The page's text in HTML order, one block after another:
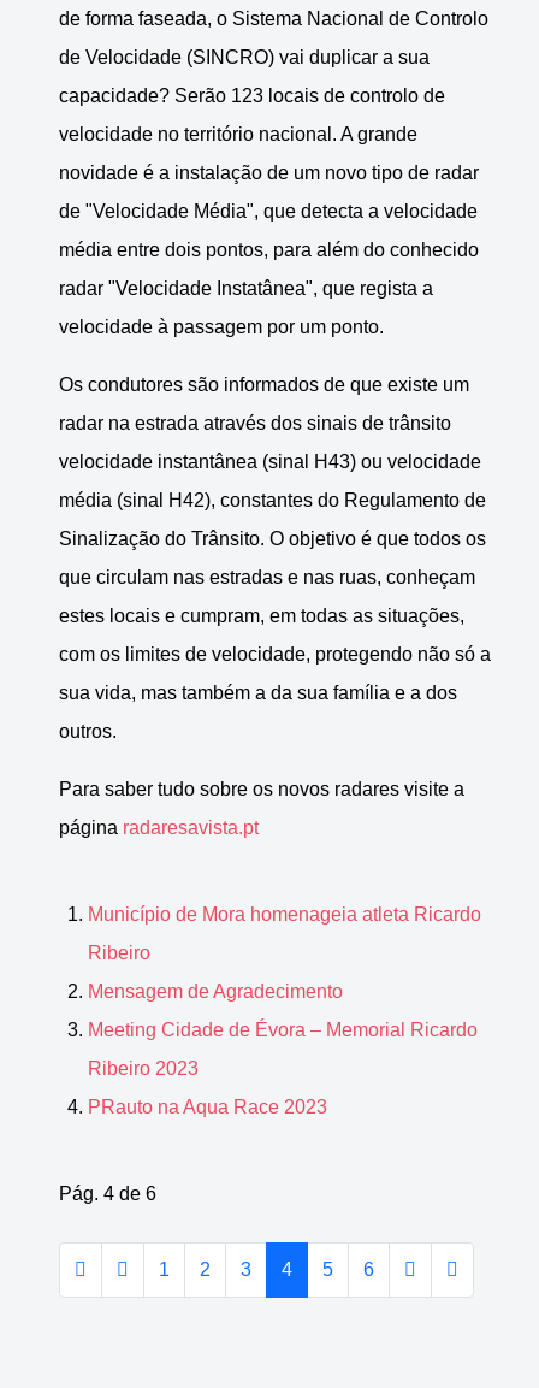
de forma faseada, o Sistema Nacional de Controlo
de Velocidade (SINCRO) vai duplicar a sua
capacidade? Serão 123 locais de controlo de
velocidade no território nacional. A grande
novidade é a instalação de um novo tipo de radar
de "Velocidade Média", que detecta a velocidade
média entre dois pontos, para além do conhecido
radar "Velocidade Instatânea", que regista a
velocidade à passagem por um ponto.
Os condutores são informados de que existe um
radar na estrada através dos sinais de trânsito
velocidade instantânea (sinal H43) ou velocidade
média (sinal H42), constantes do Regulamento de
Sinalização do Trânsito. O objetivo é que todos os
que circulam nas estradas e nas ruas, conheçam
estes locais e cumpram, em todas as situações,
com os limites de velocidade, protegendo não só a
sua vida, mas também a da sua família e a dos
outros.
Para saber tudo sobre os novos radares visite a
página radaresavista.pt
Município de Mora homenageia atleta Ricardo
Ribeiro
Mensagem de Agradecimento
Meeting Cidade de Évora – Memorial Ricardo
Ribeiro 2023
PRauto na Aqua Race 2023
Pág. 4 de 6
1 2 3 4 5 6